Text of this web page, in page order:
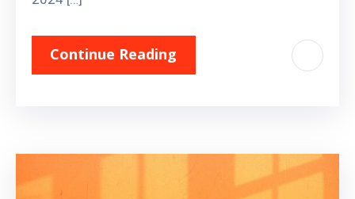
Continue Reading